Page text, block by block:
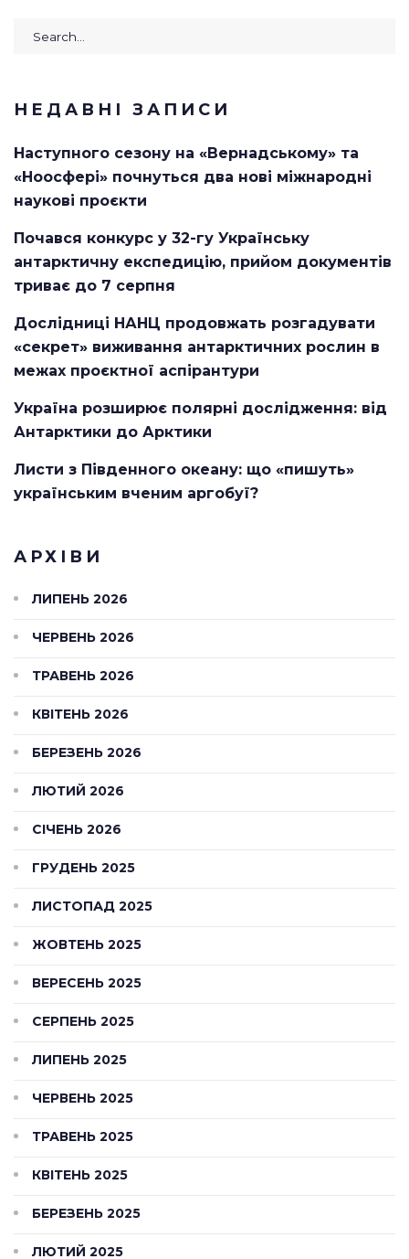
НЕДАВНІ ЗАПИСИ
Наступного сезону на «Вернадському» та
«Ноосфері» почнуться два нові міжнародні
наукові проєкти
Почався конкурс у 32-гу Українську
антарктичну експедицію, прийом документів
триває до 7 серпня
Дослідниці НАНЦ продовжать розгадувати
«секрет» виживання антарктичних рослин в
межах проєктної аспірантури
Україна розширює полярні дослідження: від
Антарктики до Арктики
Листи з Південного океану: що «пишуть»
українським вченим аргобуї?
АРХІВИ
ЛИПЕНЬ 2026
ЧЕРВЕНЬ 2026
ТРАВЕНЬ 2026
КВІТЕНЬ 2026
БЕРЕЗЕНЬ 2026
ЛЮТИЙ 2026
СІЧЕНЬ 2026
ГРУДЕНЬ 2025
ЛИСТОПАД 2025
ЖОВТЕНЬ 2025
ВЕРЕСЕНЬ 2025
СЕРПЕНЬ 2025
ЛИПЕНЬ 2025
ЧЕРВЕНЬ 2025
ТРАВЕНЬ 2025
КВІТЕНЬ 2025
БЕРЕЗЕНЬ 2025
ЛЮТИЙ 2025